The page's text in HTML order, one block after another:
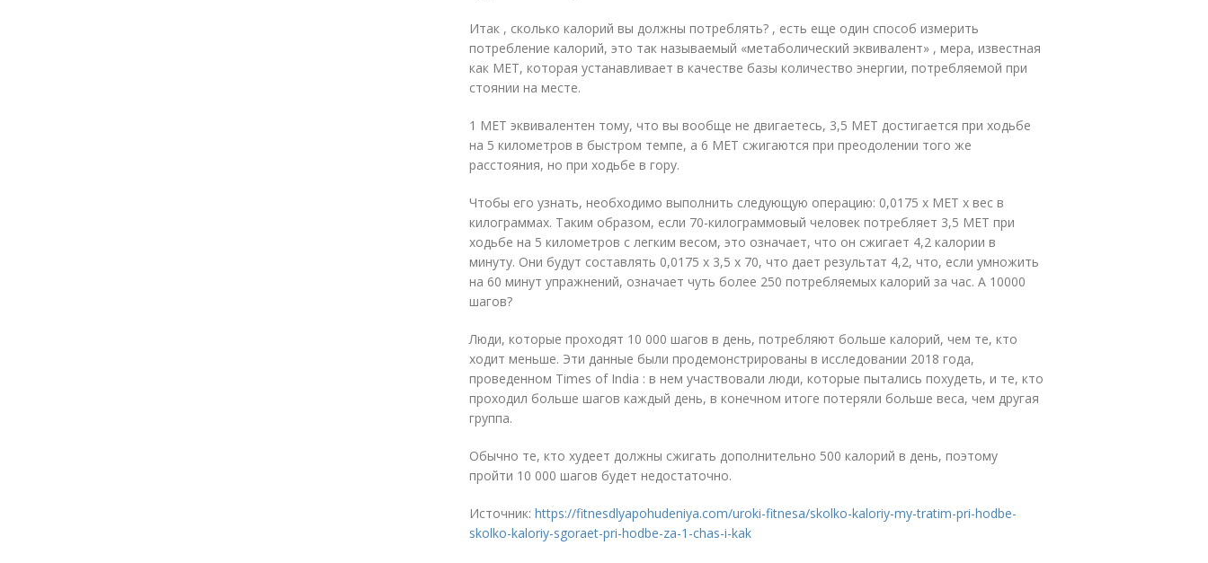
Итак , сколько калорий вы должны потреблять? , есть еще один способ измерить
потребление калорий, это так называемый «метаболический эквивалент» , мера, известная
как MET, которая устанавливает в качестве базы количество энергии, потребляемой при
стоянии на месте.
1 MET эквивалентен тому, что вы вообще не двигаетесь, 3,5 MET достигается при ходьбе
на 5 километров в быстром темпе, а 6 MET сжигаются при преодолении того же
расстояния, но при ходьбе в гору.
Чтобы его узнать, необходимо выполнить следующую операцию: 0,0175 х МЕТ х вес в
килограммах. Таким образом, если 70-килограммовый человек потребляет 3,5 МЕТ при
ходьбе на 5 километров с легким весом, это означает, что он сжигает 4,2 калории в
минуту. Они будут составлять 0,0175 х 3,5 х 70, что дает результат 4,2, что, если умножить
на 60 минут упражнений, означает чуть более 250 потребляемых калорий за час. А 10000
шагов?
Люди, которые проходят 10 000 шагов в день, потребляют больше калорий, чем те, кто
ходит меньше. Эти данные были продемонстрированы в исследовании 2018 года,
проведенном Times of India : в нем участвовали люди, которые пытались похудеть, и те, кто
проходил больше шагов каждый день, в конечном итоге потеряли больше веса, чем другая
группа.
Обычно те, кто худеет должны сжигать дополнительно 500 калорий в день, поэтому
пройти 10 000 шагов будет недостаточно.
Источник: https://fitnesdlyapohudeniya.com/uroki-fitnesa/skolko-kaloriy-my-tratim-pri-hodbe-
skolko-kaloriy-sgoraet-pri-hodbe-za-1-chas-i-kak